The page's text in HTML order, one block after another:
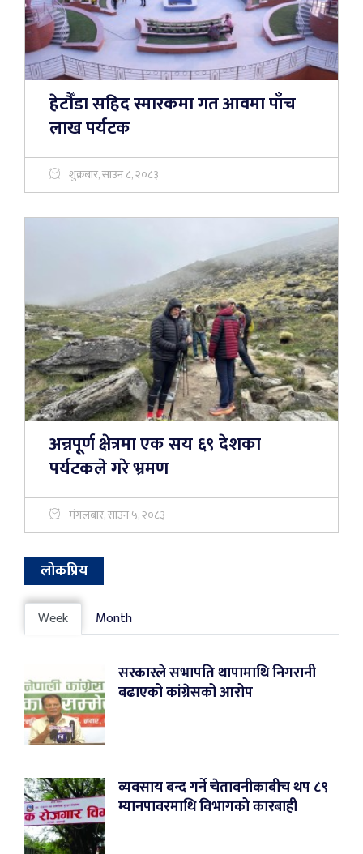
हेटौँडा सहिद स्मारकमा गत आवमा पाँच
लाख पर्यटक
शुक्रबार, साउन ८, २०८३
अन्नपूर्ण क्षेत्रमा एक सय ६९ देशका
पर्यटकले गरे भ्रमण
मंगलबार, साउन ५, २०८३
लोकप्रिय
Week Month
सरकारले सभापति थापामाथि निगरानी
बढाएको कांग्रेसको आरोप
व्यवसाय बन्द गर्ने चेतावनीकाबीच थप ८९
म्यानपावरमाथि विभागको कारबाही